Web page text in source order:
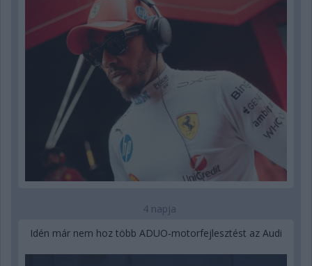
4 napja
Idén már nem hoz több ADUO-motorfejlesztést az Audi